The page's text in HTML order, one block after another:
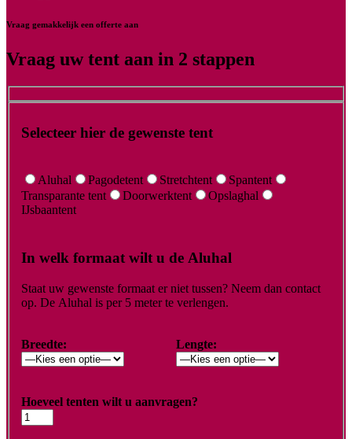
Vraag gemakkelijk een offerte aan
Vraag uw tent aan in 2 stappen
Selecteer hier de gewenste tent
Aluhal Pagodetent Stretchtent
Spantent
Transparante tent
Doorwerktent
Opslaghal
IJsbaantent
In welk formaat wilt u de Aluhal
Staat uw gewenste formaat er niet tussen? Neem dan contact
op. De Aluhal is per 5 meter te verlengen.
Breedte: Lengte:
Hoeveel tenten wilt u aanvragen?